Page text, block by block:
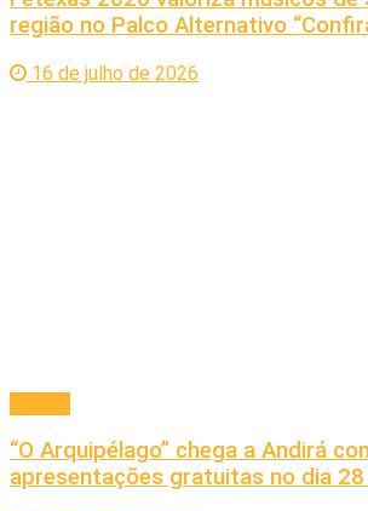
região no Palco Alternativo
16 de julho de 2026
“O Arquipélago” chega a Andirá
apresentações gratuitas no dia 28